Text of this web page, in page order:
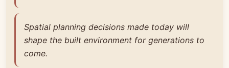
Spatial planning decisions made today will
shape the built environment for generations to
come.